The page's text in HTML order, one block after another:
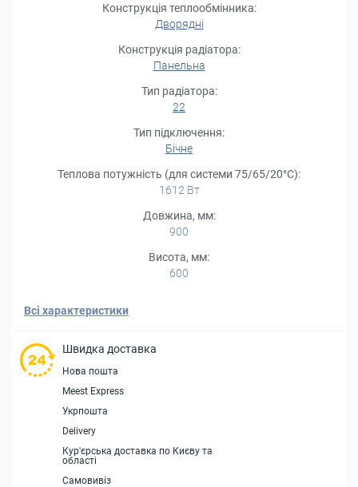
Конструкція теплообмінника:
Дворядні
Конструкція радіатора:
Панельна
Тип радіатора:
22
Тип підключення:
Бічне
Теплова потужність (для системи 75/65/20°С):
1612 Вт
Довжина, мм:
900
Висота, мм:
600
Всі характеристики
Швидка доставка
Нова пошта
Meest Express
Укрпошта
Delivery
Кур'єрська доставка по Києву та
області
Самовивіз